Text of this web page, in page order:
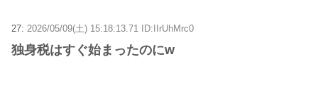
27: 2026/05/09(土) 15:18:13.71 ID:IIrUhMrc0
独身税はすぐ始まったのにw